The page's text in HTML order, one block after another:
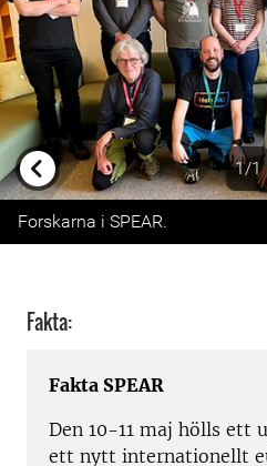
1/1
Previous
Forskarna i SPEAR.
Fakta:
Fakta SPEAR
Den 10-11 maj hölls ett
ett nytt internationellt